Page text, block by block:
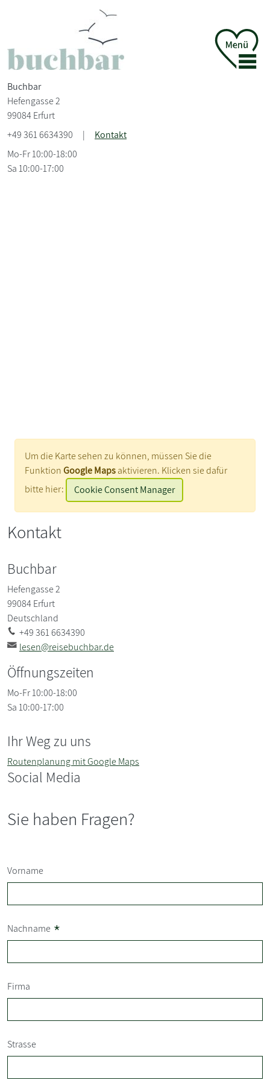
Buchbar
Hefengasse 2
99084 Erfurt
+49 361 6634390
|
Kontakt
Mo-Fr 10:00-18:00
Sa 10:00-17:00
Um die Karte sehen zu können, müssen Sie die
FunktionGoogle Mapsaktivieren. Klicken sie dafür
bitte hier:
Cookie Consent Manager
Kontakt
Buchbar
Hefengasse 2
99084Erfurt
Deutschland
+49 361 6634390
lesen@reisebuchbar.de
Öffnungszeiten
Mo-Fr 10:00-18:00
Sa 10:00-17:00
Ihr Weg zu uns
Routenplanung mit Google Maps
Social Media
Sie haben Fragen?
Vorname
Nachname *
Firma
Strasse